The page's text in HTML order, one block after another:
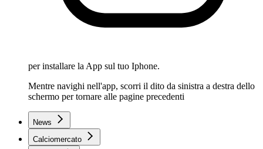
per installare la App sul tuo Iphone.
Mentre navighi nell'app, scorri il dito da sinistra a destra dello
schermo per tornare alle pagine precedenti
News
Calciomercato